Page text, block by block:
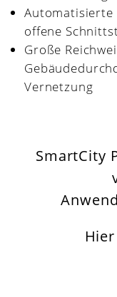
Automatisierte
offene
Große
Vernetzung
SmartCity